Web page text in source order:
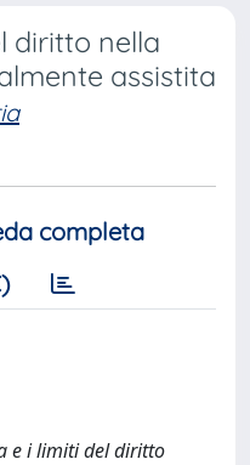
diritto nella
assistita
completa
e i limiti del diritto